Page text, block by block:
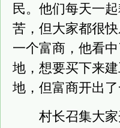
民。他们每天一
苦，但大家都很
一个富商，他看
地，想要买下来
地，但富商开出了
村长召集大家